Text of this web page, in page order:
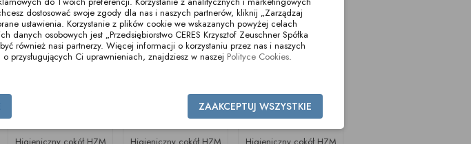
Inne produkty z tej kategorii
dostosować swoje zgody dla nas i naszych partnerów, kliknij „Zarządzaj
ustawienia. Korzystanie z plików cookie we wskazanych powyżej celach
osobowych jest „Przedsiębiorstwo CERES Krzysztof Zeuschner Spółka
również nasi partnerzy. Więcej informacji o korzystaniu przez nas i naszych
przysługujących Ci uprawnieniach, znajdziesz w naszej Polityce Cookies.
ZAAKCEPTUJ WSZYSTKIE